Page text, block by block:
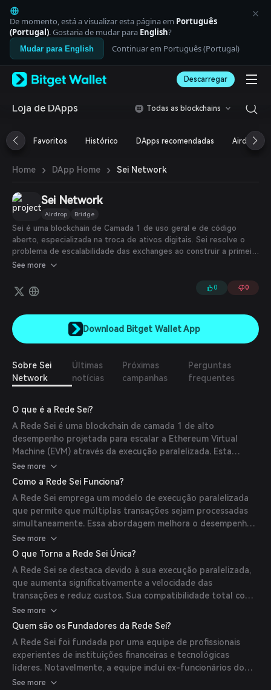
English
日本語
Tiếng Việt
Русский
Español (Latinoamérica)
Italiano
Deutsch
繁體中文
Português (Portugal)
ภาษาไทย
العربية
हिन्दी
বাংলা
Português (Brasil)
Español (Argentina)
De momento, está a visualizar esta página em Português
(Portugal). Gostaria de mudar para English?
Mudar para English Continuar em Português (Portugal)
Descarregar
Loja de DApps Todas as blockchains
Favoritos Histórico DApps recomendadas Airdrop
Home › DApp Home › Sei Network
Sei Network
Airdrop Bridge
Sei é uma blockchain de Camada 1 de uso geral e de código
aberto, especializada na troca de ativos digitais. Sei resolve o
problema de escalabilidade das exchanges ao construir a primeira
Camada 1 especializada em negociação, otimizando cada camada
ativos digitais.
See more
0 0
Download Bitget Wallet App
Sobre Sei
Network
Últimas
notícias
Próximas
campanhas
Perguntas
frequentes
O que é a Rede Sei?
A Rede Sei é uma blockchain de camada 1 de alto
desempenho projetada para escalar a Ethereum Virtual
Machine (EVM) através da execução paralelizada. Esta
arquitetura permite transações mais rápidas, taxas
reduzidas e implantação perfeita de contratos inteligentes,
mantém total compatibilidade com Ethereum.
See more
Como a Rede Sei Funciona?
A Rede Sei emprega um modelo de execução paralelizada
que permite que múltiplas transações sejam processadas
simultaneamente. Essa abordagem melhora o desempenho
e a eficiência, garantindo finalização rápida das transações e
baixa latência, essenciais para aplicações descentralizadas
que requerem operações em alta velocidade.
See more
O que Torna a Rede Sei Única?
A Rede Sei se destaca devido à sua execução paralelizada,
que aumenta significativamente a velocidade das
transações e reduz custos. Sua compatibilidade total com
Ethereum permite que desenvolvedores implantem
contratos inteligentes existentes sem modificações. Além
melhoria de 50x na capacidade da EVM, otimizando ainda
mais a execução, consenso e armazenamento para alcançar
níveis de desempenho comparáveis aos serviços web
tradicionais.
See more
Quem são os Fundadores da Rede Sei?
A Rede Sei foi fundada por uma equipe de profissionais
experientes de instituições financeiras e tecnológicas
líderes. Notavelmente, a equipe inclui ex-funcionários do
Goldman Sachs e Robinhood, trazendo vasta expertise em
See more